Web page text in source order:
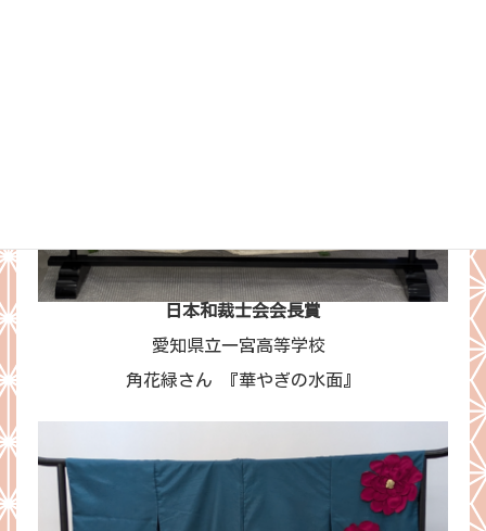
日本和裁士会会長賞
愛知県立一宮高等学校
角花緑さん 『華やぎの水面』